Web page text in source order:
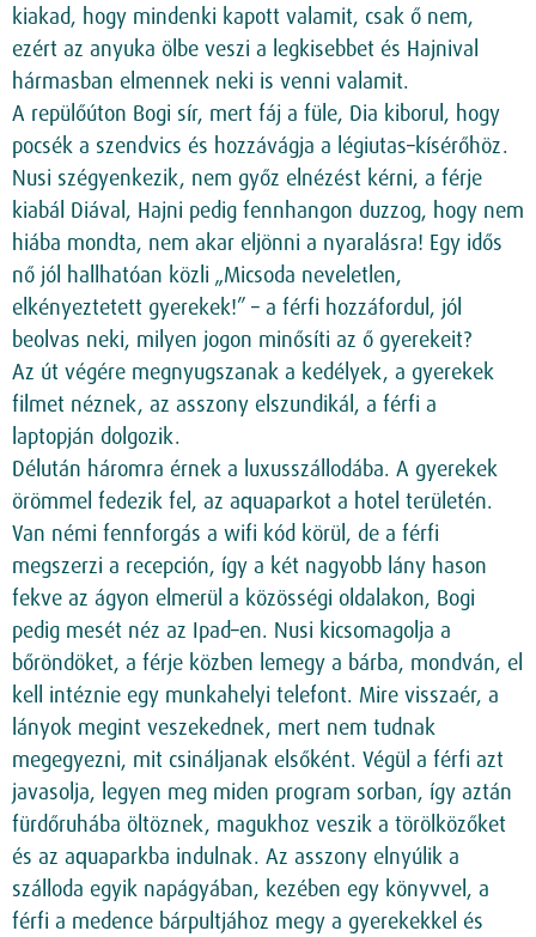
kiakad, hogy mindenki kapott valamit, csak ő nem,
ezért az anyuka ölbe veszi a legkisebbet és Hajnival
hármasban elmennek neki is venni valamit.
A repülőúton Bogi sír, mert fáj a füle, Dia kiborul, hogy
pocsék a szendvics és hozzávágja a légiutas–kísérőhöz.
Nusi szégyenkezik, nem győz elnézést kérni, a férje
kiabál Diával, Hajni pedig fennhangon duzzog, hogy nem
hiába mondta, nem akar eljönni a nyaralásra! Egy idős
nő jól hallhatóan közli „Micsoda neveletlen,
elkényeztetett gyerekek!” – a férfi hozzáfordul, jól
beolvas neki, milyen jogon minősíti az ő gyerekeit?
Az út végére megnyugszanak a kedélyek, a gyerekek
filmet néznek, az asszony elszundikál, a férfi a
laptopján dolgozik.
Délután háromra érnek a luxusszállodába. A gyerekek
örömmel fedezik fel, az aquaparkot a hotel területén.
Van némi fennforgás a wifi kód körül, de a férfi
megszerzi a recepción, így a két nagyobb lány hason
fekve az ágyon elmerül a közösségi oldalakon, Bogi
pedig mesét néz az Ipad–en. Nusi kicsomagolja a
bőröndöket, a férje közben lemegy a bárba, mondván, el
kell intéznie egy munkahelyi telefont. Mire visszaér, a
lányok megint veszekednek, mert nem tudnak
megegyezni, mit csináljanak elsőként. Végül a férfi azt
javasolja, legyen meg miden program sorban, így aztán
fürdőruhába öltöznek, magukhoz veszik a törölközőket
és az aquaparkba indulnak. Az asszony elnyúlik a
szálloda egyik napágyában, kezében egy könyvvel, a
férfi a medence bárpultjához megy a gyerekekkel és